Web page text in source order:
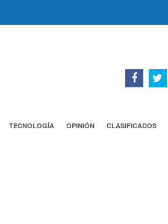
TECNOLOGÍA OPINIÓN CLASIFICADOS